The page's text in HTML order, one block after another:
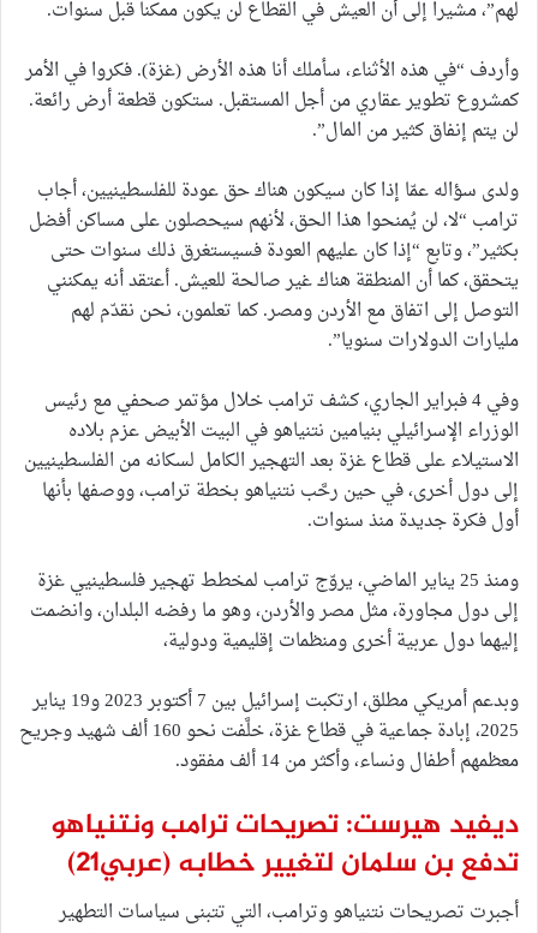
لهم”، مشيرا إلى أن العيش في القطاع لن يكون ممكنا قبل سنوات.
وأردف “في هذه الأثناء، سأملك أنا هذه الأرض (غزة). فكروا في الأمر
كمشروع تطوير عقاري من أجل المستقبل. ستكون قطعة أرض رائعة.
لن يتم إنفاق كثير من المال”.
ولدى سؤاله عمّا إذا كان سيكون هناك حق عودة للفلسطينيين، أجاب
ترامب “لا، لن يُمنحوا هذا الحق، لأنهم سيحصلون على مساكن أفضل
بكثير”، وتابع “إذا كان عليهم العودة فسيستغرق ذلك سنوات حتى
يتحقق، كما أن المنطقة هناك غير صالحة للعيش. أعتقد أنه يمكنني
التوصل إلى اتفاق مع الأردن ومصر. كما تعلمون، نحن نقدّم لهم
مليارات الدولارات سنويا”.
وفي 4 فبراير الجاري، كشف ترامب خلال مؤتمر صحفي مع رئيس
الوزراء الإسرائيلي بنيامين نتنياهو في البيت الأبيض عزم بلاده
الاستيلاء على قطاع غزة بعد التهجير الكامل لسكانه من الفلسطينيين
إلى دول أخرى، في حين رحَّب نتنياهو بخطة ترامب، ووصفها بأنها
أول فكرة جديدة منذ سنوات.
ومنذ 25 يناير الماضي، يروّج ترامب لمخطط تهجير فلسطينيي غزة
إلى دول مجاورة، مثل مصر والأردن، وهو ما رفضه البلدان، وانضمت
إليهما دول عربية أخرى ومنظمات إقليمية ودولية،
وبدعم أمريكي مطلق، ارتكبت إسرائيل بين 7 أكتوبر 2023 و19 يناير
2025، إبادة جماعية في قطاع غزة، خلَّفت نحو 160 ألف شهيد وجريح
معظمهم أطفال ونساء، وأكثر من 14 ألف مفقود.
ديفيد هيرست: تصريحات ترامب ونتنياهو
تدفع بن سلمان لتغيير خطابه(عربي21)
أجبرت تصريحات نتنياهو وترامب، التي تتبنى سياسات التطهير